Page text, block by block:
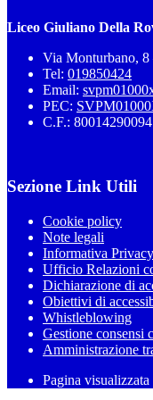
Liceo Giuliano Della
Via Monturbano, 8
Tel: 019850424
Email:
PEC:
C.F.: 80014290094
Sezione Link Utili
Cookie policy
Note legali
Informativa Privacy
Ufficio Relazioni
Dichiarazione di
Obiettivi di
Whistleblowing
Gestione consensi
Amministrazione
Pagina visualizzata